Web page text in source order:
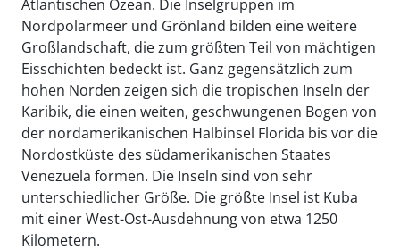
Atlantischen Ozean. Die Inselgruppen im
Nordpolarmeer und Grönland bilden eine weitere
Großlandschaft, die zum größten Teil von mächtigen
Eisschichten bedeckt ist. Ganz gegensätzlich zum
hohen Norden zeigen sich die tropischen Inseln der
Karibik, die einen weiten, geschwungenen Bogen von
der nordamerikanischen Halbinsel Florida bis vor die
Nordostküste des südamerikanischen Staates
Venezuela formen. Die Inseln sind von sehr
unterschiedlicher Größe. Die größte Insel ist Kuba
mit einer West-Ost-Ausdehnung von etwa 1250
Kilometern.